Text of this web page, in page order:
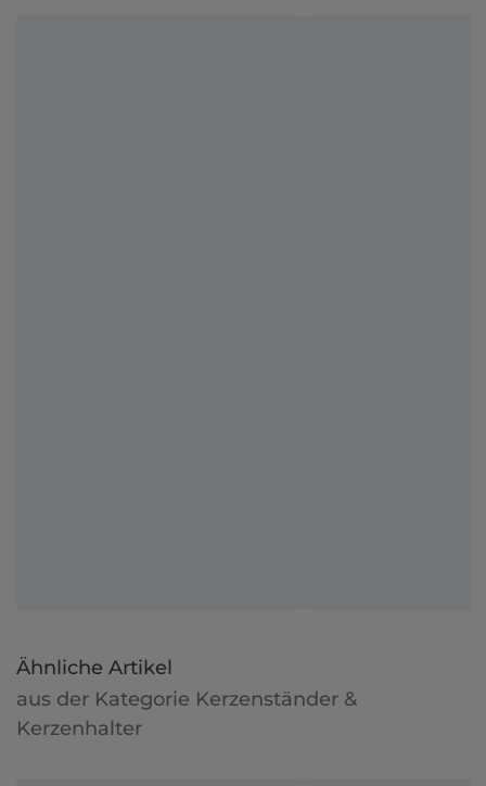
Ähnliche Artikel
aus der Kategorie Kerzenständer &
Kerzenhalter